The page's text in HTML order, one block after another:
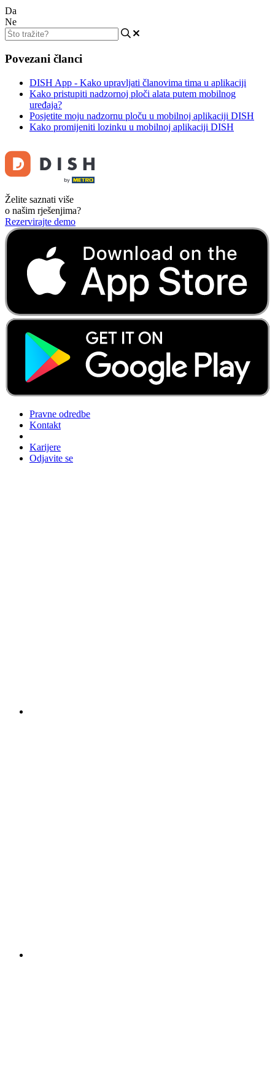
Da
Ne
Povezani članci
DISH App - Kako upravljati članovima tima u aplikaciji
Kako pristupiti nadzornoj ploči alata putem mobilnog
uređaja?
Posjetite moju nadzornu ploču u mobilnoj aplikaciji DISH
Kako promijeniti lozinku u mobilnoj aplikaciji DISH
Želite saznati više
o našim rješenjima?
Rezervirajte demo
Pravne odredbe
Kontakt
Karijere
Odjavite se